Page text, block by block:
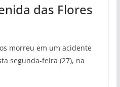
das Flores
morreu em um acidente
segunda-feira (27), na